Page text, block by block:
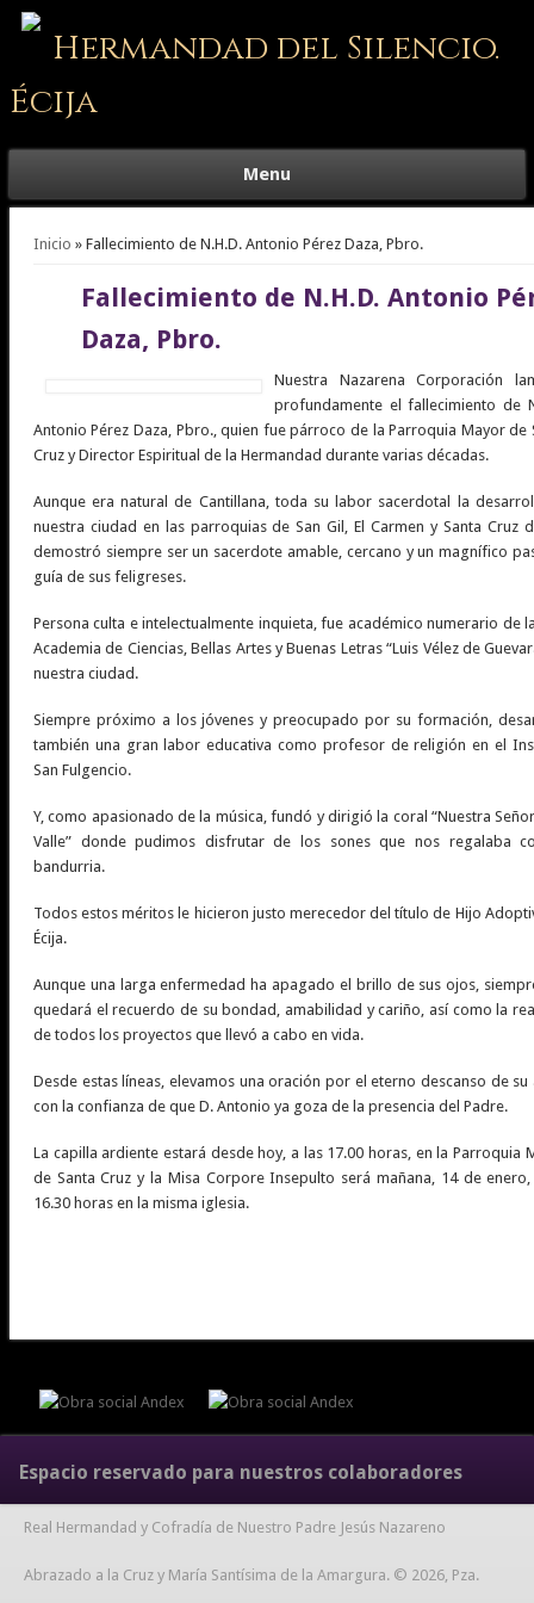
Hermandad del Silencio.
Écija
Menu
Se encuentra usted aquí
Inicio » Fallecimiento de N.H.D. Antonio Pérez Daza, Pbro.
Fallecimiento de N.H.D. Antonio
Daza, Pbro.
Nuestra Nazarena Corporación
profundamente el fallecimiento de
Antonio Pérez Daza, Pbro., quien fue párroco de la Parroquia Mayor de
Cruz y Director Espiritual de la Hermandad durante varias décadas.
Aunque era natural de Cantillana, toda su labor sacerdotal la
nuestra ciudad en las parroquias de San Gil, El Carmen y Santa Cruz
demostró siempre ser un sacerdote amable, cercano y un magnífico
guía de sus feligreses.
Persona culta e intelectualmente inquieta, fue académico numerario de
Academia de Ciencias, Bellas Artes y Buenas Letras “Luis Vélez de
nuestra ciudad.
Siempre próximo a los jóvenes y preocupado por su formación,
también una gran labor educativa como profesor de religión en el
San Fulgencio.
Y, como apasionado de la música, fundó y dirigió la coral “Nuestra
Valle” donde pudimos disfrutar de los sones que nos regalaba
bandurria.
Todos estos méritos le hicieron justo merecedor del título de Hijo
Écija.
Aunque una larga enfermedad ha apagado el brillo de sus ojos,
quedará el recuerdo de su bondad, amabilidad y cariño, así como la
de todos los proyectos que llevó a cabo en vida.
Desde estas líneas, elevamos una oración por el eterno descanso de su
con la confianza de que D. Antonio ya goza de la presencia del Padre.
La capilla ardiente estará desde hoy, a las 17.00 horas, en la Parroquia
de Santa Cruz y la Misa Corpore Insepulto será mañana, 14 de
16.30 horas en la misma iglesia.
Espacio reservado para nuestros colaboradores
Real Hermandad y Cofradía de Nuestro Padre Jesús Nazareno
Abrazado a la Cruz y María Santísima de la Amargura. © 2026, Pza.